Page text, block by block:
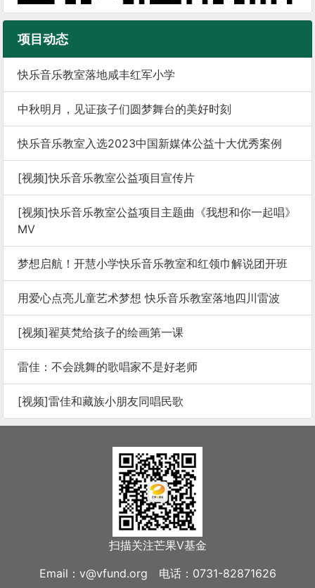
项目动态
快乐音乐教室落地咸丰红军小学
中秋明月，见证孩子们圆梦舞台的美好时刻
快乐音乐教室入选2023中国新媒体公益十大优秀案例
[视频]快乐音乐教室公益项目宣传片
[视频]快乐音乐教室公益项目主题曲《我想和你一起唱》
MV
梦想启航！开慧小学快乐音乐教室和红领巾解说团开班
用爱心点亮儿童艺术梦想 快乐音乐教室落地四川雷波
[视频]翟莫梵给孩子的绘画第一课
雷佳：不会跳舞的歌唱家不是好老师
[视频]雷佳和藏族小朋友同唱民歌
扫描关注芒果V基金
Email：v@vfund.org 电话：0731-82871626